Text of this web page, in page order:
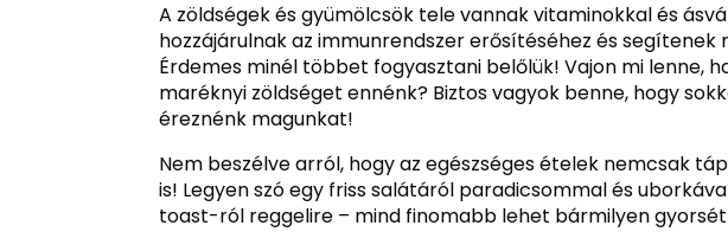
A zöldségek és gyümölcsök tele vannak vitaminokkal és
hozzájárulnak az immunrendszer erősítéséhez és segítenek
Érdemes minél többet fogyasztani belőlük! Vajon mi lenne,
maréknyi zöldséget ennénk? Biztos vagyok benne, hogy
éreznénk magunkat!
Nem beszélve arról, hogy az egészséges ételek nemcsak
is! Legyen szó egy friss salátáról paradicsommal és
toast-ról reggelire – mind finomabb lehet bármilyen